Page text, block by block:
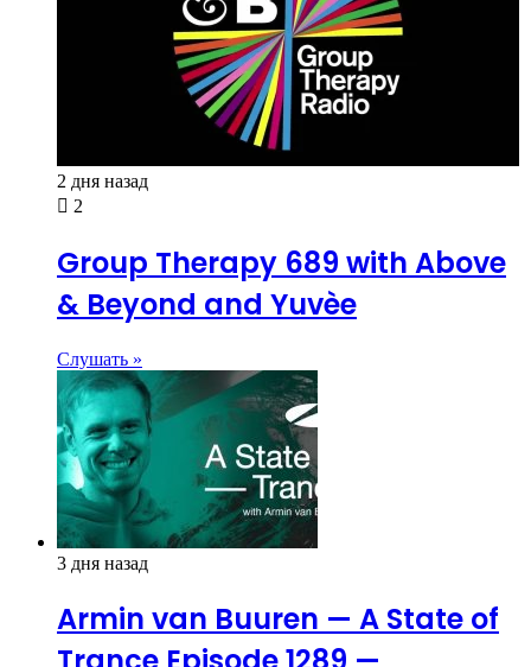
2 дня назад
2
Group Therapy 689 with Above
& Beyond and Yuvèe
Слушать »
3 дня назад
Armin van Buuren — A State of